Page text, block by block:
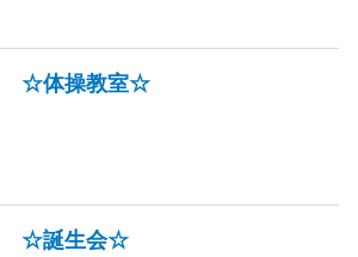
☆体操教室☆
☆誕生会☆